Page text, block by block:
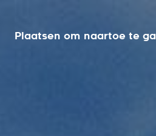
Plaatsen om naartoe te